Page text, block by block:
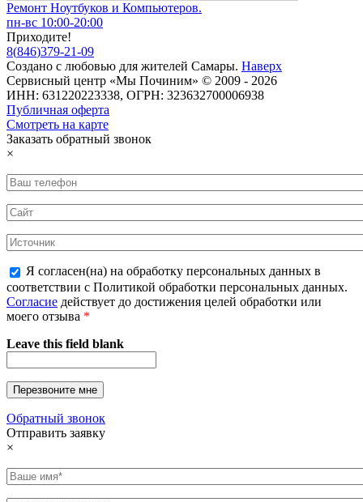
Ремонт Ноутбуков и Компьютеров.
пн-вс 10:00-20:00
Приходите!
8(846)379-21-09
Создано с любовью для жителей Самары. Наверх
Сервисный центр «Мы Починим» © 2009 - 2026
ИНН: 631220223338, ОГРН: 323632700006938
Публичная оферта
Смотреть на карте
Заказать обратный звонок
×
Я согласен(на) на обработку персональных данных в
соответствии с Политикой обработки персональных данных.
Согласие действует до достижения целей обработки или
моего отзыва *
Leave this field blank
Обратный звонок
Отправить заявку
×